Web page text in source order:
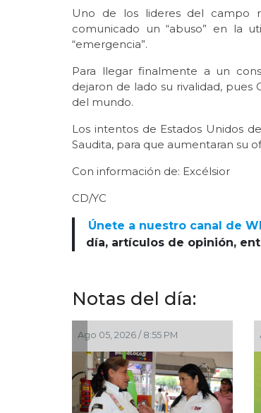
Uno de los lideres del campo
comunicado un “abuso” en la
“emergencia”.
Para llegar finalmente a un
dejaron de lado su rivalidad,
del mundo.
Los intentos de Estados Unidos
Saudita, para que aumentaran su
Con información de: Excélsior
CD/YC
Únete a nuestro canal de
día, artículos de opinión,
Notas del día:
05, 2026 / 2:56 PM Ago 05, 2026 / 2:23 PM